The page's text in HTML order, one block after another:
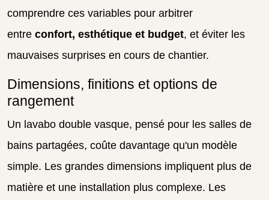
comprendre ces variables pour arbitrer
entre confort, esthétique et budget, et éviter les
mauvaises surprises en cours de chantier.
Dimensions, finitions et options de
rangement
Un lavabo double vasque, pensé pour les salles de
bains partagées, coûte davantage qu'un modèle
simple. Les grandes dimensions impliquent plus de
matière et une installation plus complexe. Les